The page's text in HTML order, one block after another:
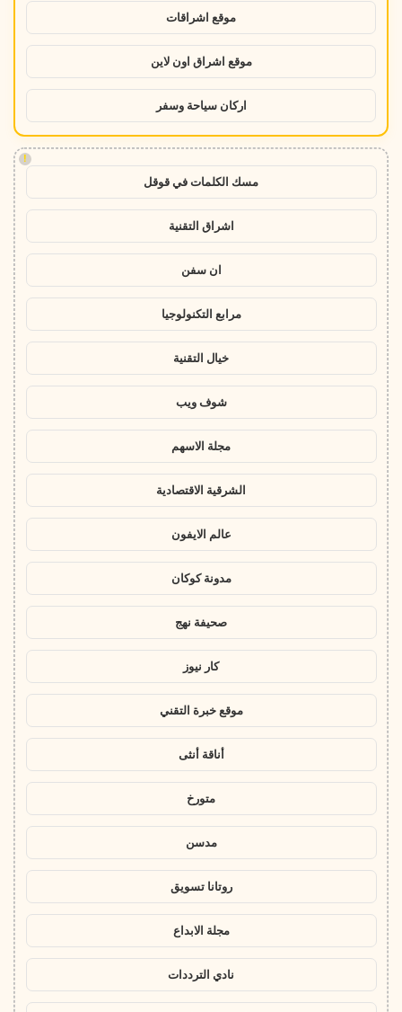
موقع اشراقات
موقع اشراق اون لاين
اركان سياحة وسفر
!
مسك الكلمات في قوقل
اشراق التقنية
ان سفن
مرابع التكنولوجيا
خيال التقنية
شوف ويب
مجلة الاسهم
الشرقية الاقتصادية
عالم الايفون
مدونة كوكان
صحيفة نهج
كار نيوز
موقع خبرة التقني
أناقة أنثى
متورخ
مدسن
روتانا تسويق
مجلة الابداع
نادي الترددات